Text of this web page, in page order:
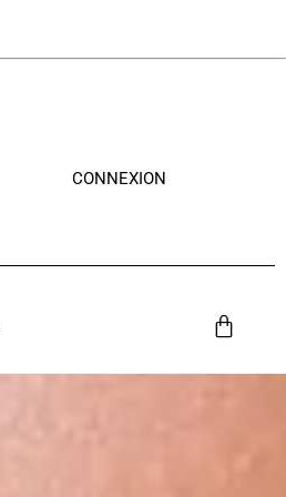
CONNEXION